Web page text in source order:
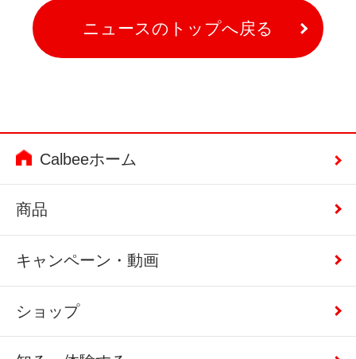
ニュースのトップへ戻る
Calbeeホーム
商品
キャンペーン・動画
ショップ